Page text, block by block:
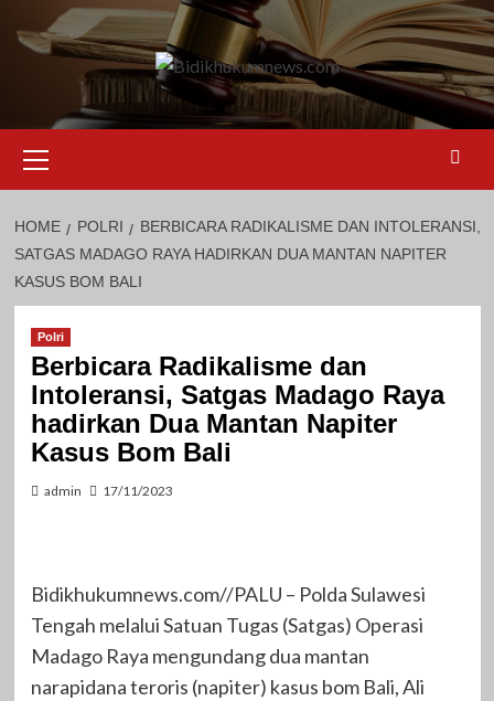
Menu
HOME POLRI
BERBICARA RADIKALISME DAN INTOLERANSI,
SATGAS MADAGO RAYA HADIRKAN DUA MANTAN NAPITER
KASUS BOM BALI
Polri
Berbicara Radikalisme dan
Intoleransi, Satgas Madago Raya
hadirkan Dua Mantan Napiter
Kasus Bom Bali
admin 17/11/2023
Bidikhukumnews.com//PALU – Polda Sulawesi
Tengah melalui Satuan Tugas (Satgas) Operasi
Madago Raya mengundang dua mantan
narapidana teroris (napiter) kasus bom Bali, Ali